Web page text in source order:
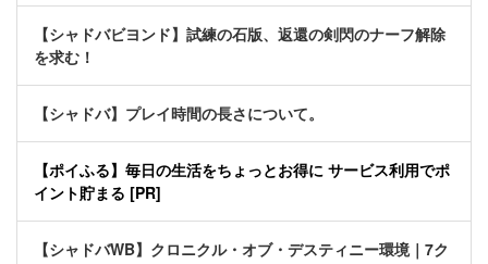
【シャドバビヨンド】試練の石版、返還の剣閃のナーフ解除
を求む！
【シャドバ】プレイ時間の長さについて。
【ポイふる】毎日の生活をちょっとお得に サービス利用でポ
イント貯まる [PR]
【シャドバWB】クロニクル・オブ・デスティニー環境｜7ク